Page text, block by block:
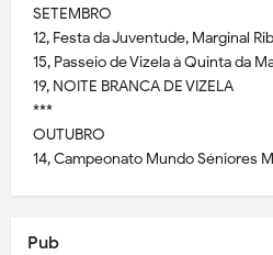
SETEMBRO
12, Festa da Juventude, Marginal
15, Passeio de Vizela à Quinta da
19, NOITE BRANCA DE VIZELA
***
OUTUBRO
14, Campeonato Mundo Séniores
Pub